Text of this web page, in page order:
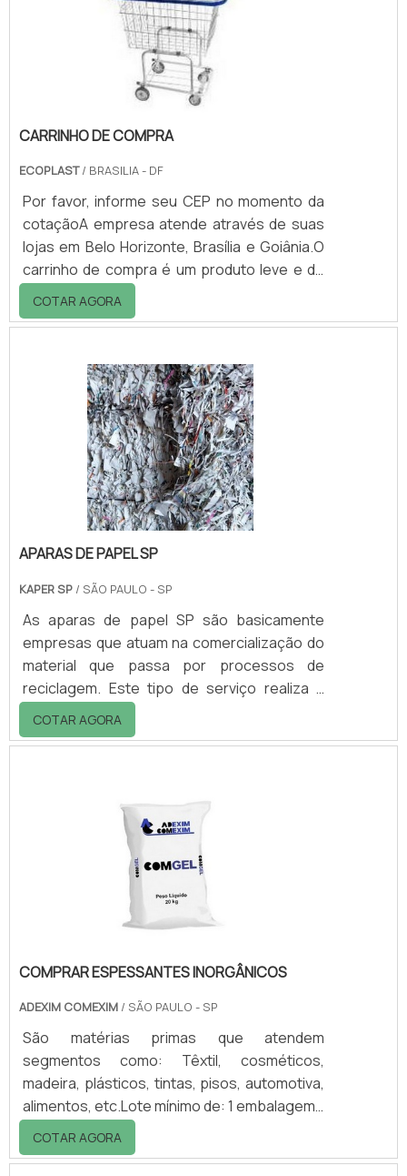
de resíduos químicos, inclusive alguns são
resultantes de algumas misturas como
solventes, sais e ácidos. Em áreas próximas
CARRINHO DE COMPRA
ECOPLAST/ BRASILIA - DF
Por favor, informe seu CEP no momento da
cotaçãoA empresa atende através de suas
lojas em Belo Horizonte, Brasília e Goiânia.O
carrinho de compra é um produto leve e de
fácil manuseio. Isso se deve ao material
empregado na sua fabricação: corpo em aço
injetado, sendo duas fixas e duas
giratórias.As bordas superiores são
revestidas em borracha para impedir danos
às paredes e elevadores.O formato e as
características do carrinho de compra
tornam-o mais aprop.
COTAR AGORA
APARAS DE PAPEL SP
KAPER SP / SÃO PAULO - SP
As aparas de papel SP são basicamente
empresas que atuam na comercialização do
material que passa por processos de
reciclagem. Este tipo de serviço realiza a
coleta das aparas, que são
fundamentalmente os restos advindos de
papel; Revistas; Jornais; Papelão;
Kfrat.CONTRIBUI PARA A DIMINUIÇÃO DE
DESPERDÍCIOSAs aparas de papel consistem
em um processo de compra e venda que
colaboram com a redução dos impactos ao
COTAR AGORA
COMPRAR ESPESSANTES INORGÂNICOS
ADEXIM COMEXIM / SÃO PAULO - SP
São matérias primas que atendem
segmentos como: Têxtil, cosméticos,
madeira, plásticos, tintas, pisos, automotiva,
alimentos, etc.Lote mínimo de: 1 embalagem -
20kgOs espessantes inorgânicos são
distribuídos no Brasil com minérios da mais
COTAR AGORA